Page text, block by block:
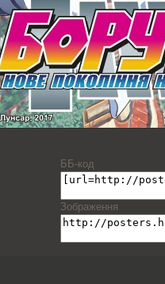
ББ-код
Зображення